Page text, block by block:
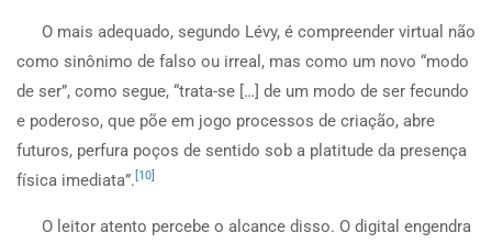
O mais adequado, segundo Lévy, é compreender virtual não
como sinônimo de falso ou irreal, mas como um novo “modo
de ser”, como segue, “trata-se […] de um modo de ser fecundo
e poderoso, que põe em jogo processos de criação, abre
futuros, perfura poços de sentido sob a platitude da presença
física imediata”. [10]
O leitor atento percebe o alcance disso. O digital engendra